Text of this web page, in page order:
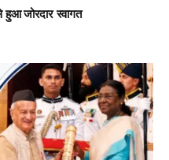
हुआ जोरदार स्वागत